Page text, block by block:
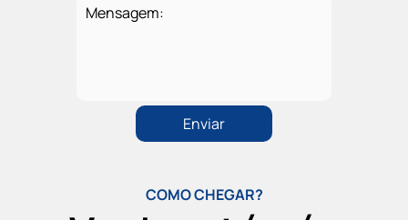
Mensagem:
COMO CHEGAR?